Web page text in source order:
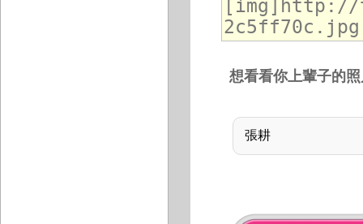
想看看你上輩子的